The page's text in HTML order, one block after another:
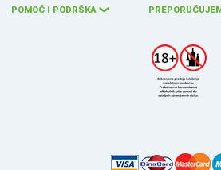
POMOĆ I PODRŠKA ❮